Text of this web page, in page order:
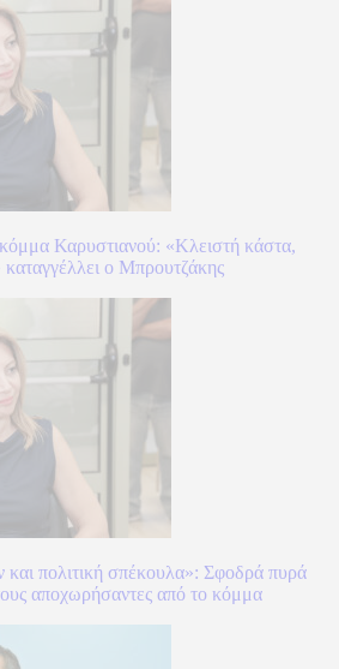
Καρυστιανού: «Κλειστή κάστα,
ο Μπρουτζάκης
πολιτική σπέκουλα»: Σφοδρά πυρά
αποχωρήσαντες από το κόμμα